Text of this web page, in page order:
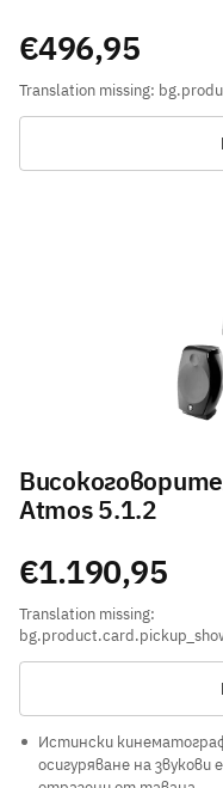
Translation missing:
€496,95
Atmos 5.1.2
Translation missing:
€1.190,95
Истински
осигуряване на